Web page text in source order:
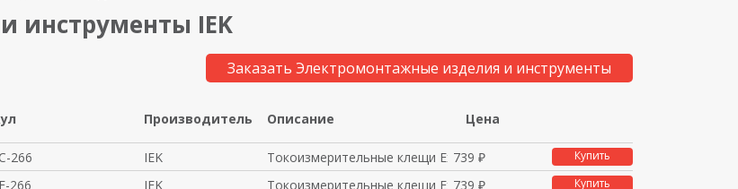
инструменты IEK
Заказать Электромонтажные изделия и инструменты
Производитель Описание Цена
266 IEK Токоизмерительные клещи Expert
739 ₽ Купить
266 IEK Токоизмерительные клещи Expert
739 ₽ Купить